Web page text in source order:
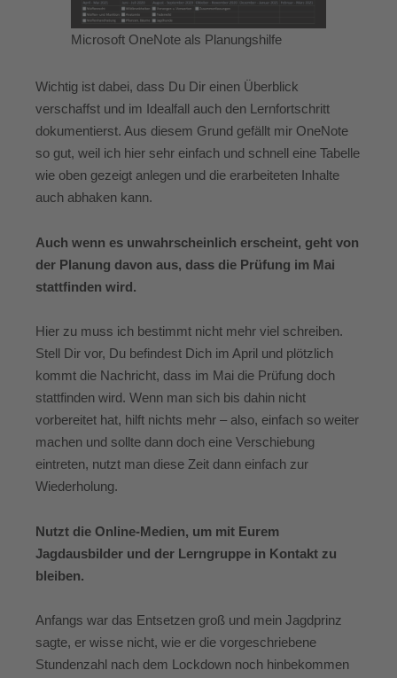
Microsoft OneNote als Planungshilfe
Wichtig ist dabei, dass Du Dir einen Überblick
verschaffst und im Idealfall auch den Lernfortschritt
dokumentierst. Aus diesem Grund gefällt mir OneNote
so gut, weil ich hier sehr einfach und schnell eine Tabelle
wie oben gezeigt anlegen und die erarbeiteten Inhalte
auch abhaken kann.
Auch wenn es unwahrscheinlich erscheint, geht von
der Planung davon aus, dass die Prüfung im Mai
stattfinden wird.
Hier zu muss ich bestimmt nicht mehr viel schreiben.
Stell Dir vor, Du befindest Dich im April und plötzlich
kommt die Nachricht, dass im Mai die Prüfung doch
stattfinden wird. Wenn man sich bis dahin nicht
vorbereitet hat, hilft nichts mehr – also, einfach so weiter
machen und sollte dann doch eine Verschiebung
eintreten, nutzt man diese Zeit dann einfach zur
Wiederholung.
Nutzt die Online-Medien, um mit Eurem
Jagdausbilder und der Lerngruppe in Kontakt zu
bleiben.
Anfangs war das Entsetzen groß und mein Jagdprinz
sagte, er wisse nicht, wie er die vorgeschriebene
Stundenzahl nach dem Lockdown noch hinbekommen